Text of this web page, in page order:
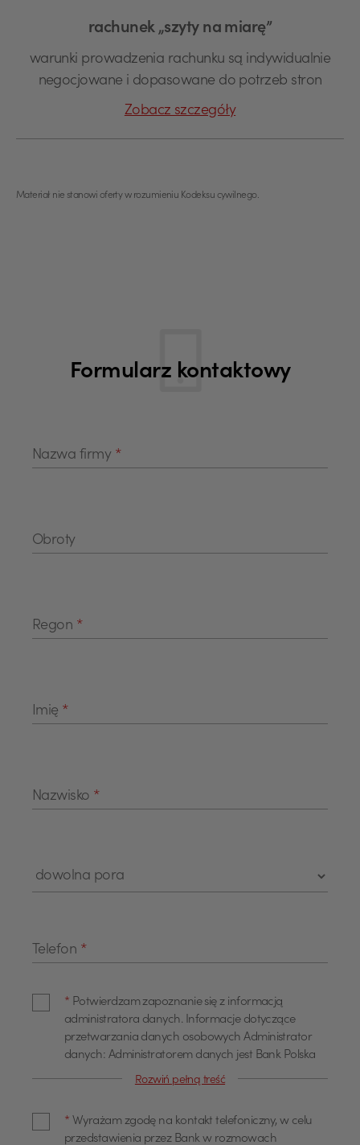
rachunek „szyty na miarę”
warunki prowadzenia rachunku są indywidualnie
negocjowane i dopasowane do potrzeb stron
Zobacz szczegóły
Materiał nie stanowi oferty w rozumieniu Kodeksu cywilnego.
Formularz kontaktowy
Nazwa firmy *
Obroty
Regon *
Imię *
Nazwisko *
Telefon *
* Potwierdzam zapoznanie się z informacją
administratora danych. Informacje dotyczące
przetwarzania danych osobowych Administrator
danych: Administratorem danych jest Bank Polska
Kasa Opieki Spółka Akcyjna z siedzibą w Warszawie,
skontaktować poprzez adres email
Rozwiń pełną treść
* Wyrażam zgodę na kontakt telefoniczny, w celu
przedstawienia przez Bank w rozmowach